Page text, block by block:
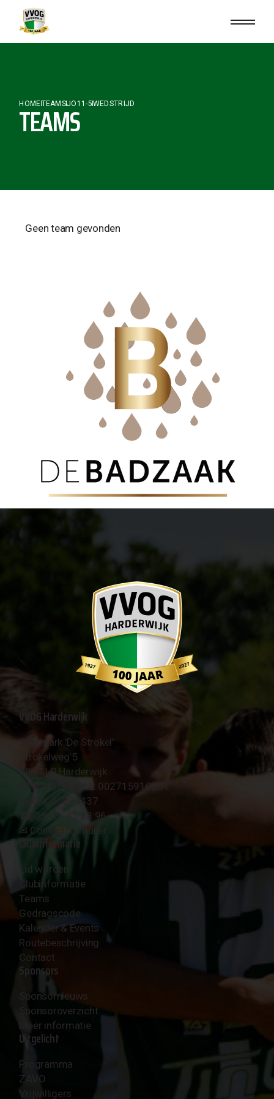
HOMETEAMSJO11-5WEDSTRIJD
TEAMS
Geen team gevonden
VVOG Harderwijk
Sportpark 'De Strokel'
Strokelweg 5
3847 LR Harderwijk
BTW Nummer NL 002715910B01
KvK Nr 40094437
☎︎ 0341 - 41 28 96
✉︎ Contactformulier
Clubinformatie
Lid worden
Clubinformatie
Teams
Gedragscode
Kalender & Events
Routebeschrijving
Contact
Sponsors
Sponsornieuws
Sponsoroverzicht
Meer informatie
Uitgelicht
Programma
ZAVO
Vrijwilligers